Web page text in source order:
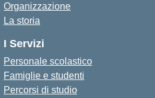
Organizzazione
La storia
I Servizi
Personale scolastico
Famiglie e studenti
Percorsi di studio